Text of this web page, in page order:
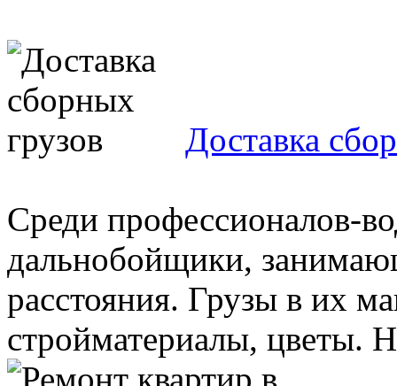
Доставка
Среди профессионалов-
дальнобойщики,
расстояния. Грузы в их
стройматериалы, цветы.